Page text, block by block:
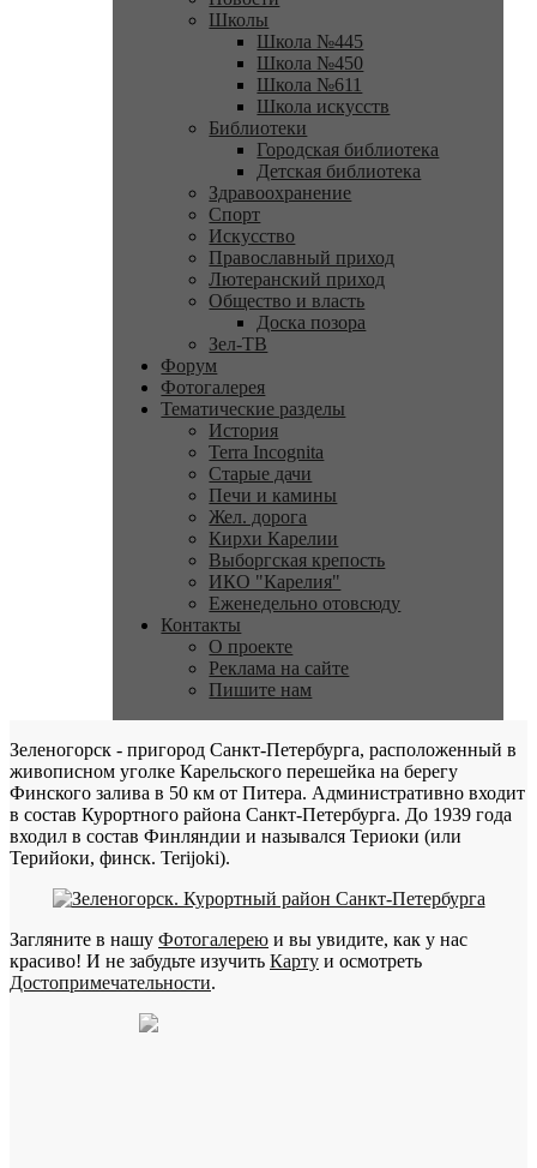
Школы
Школа №445
Школа №450
Школа №611
Школа искусств
Библиотеки
Городская библиотека
Детская библиотека
Здравоохранение
Спорт
Искусство
Православный приход
Лютеранский приход
Общество и власть
Доска позора
Зел-ТВ
Форум
Фотогалерея
Тематические разделы
История
Terra Incognita
Старые дачи
Печи и камины
Жел. дорога
Кирхи Карелии
Выборгская крепость
ИКО "Карелия"
Еженедельно отовсюду
Контакты
О проекте
Реклама на сайте
Пишите нам
Зеленогорск - пригород Санкт-Петербурга, расположенный в
живописном уголке Карельского перешейка на берегу
Финского залива в 50 км от Питера. Административно входит
в состав Курортного района Санкт-Петербурга. До 1939 года
входил в состав Финляндии и назывался Териоки (или
Терийоки, финск. Terijoki).
Загляните в нашу Фотогалерею и вы увидите, как у нас
красиво! И не забудьте изучить Карту и осмотреть
Достопримечательности.